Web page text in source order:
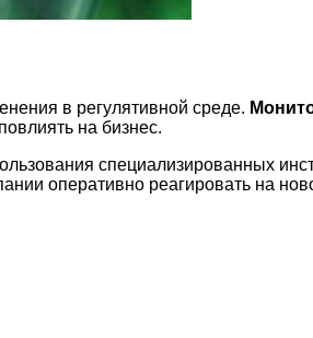
в регулятивной среде.
на бизнес.
специализированных
оперативно реагировать на